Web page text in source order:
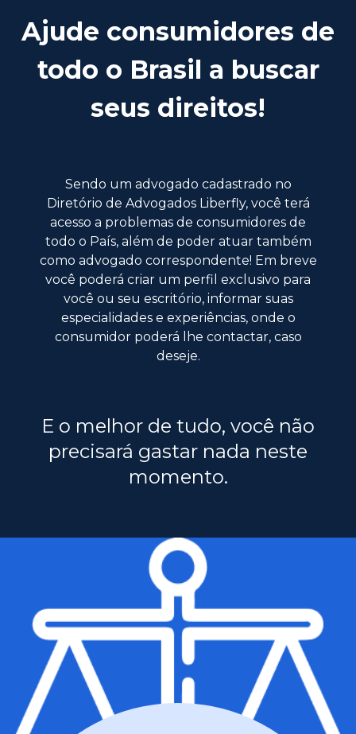
Ajude consumidores de
todo o Brasil a buscar
seus direitos!
Sendo um advogado cadastrado no
Diretório de Advogados Liberfly, você terá
acesso a problemas de consumidores de
todo o País, além de poder atuar também
como advogado correspondente! Em breve
você poderá criar um perfil exclusivo para
você ou seu escritório, informar suas
especialidades e experiências, onde o
consumidor poderá lhe contactar, caso
deseje.
E o melhor de tudo, você não
precisará gastar nada neste
momento.